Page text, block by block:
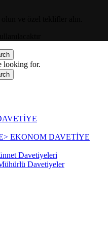
ve özel teklifler alın.
looking for.
> EKONOM DAVETİYE
Davetiyeleri
Davetiyeler